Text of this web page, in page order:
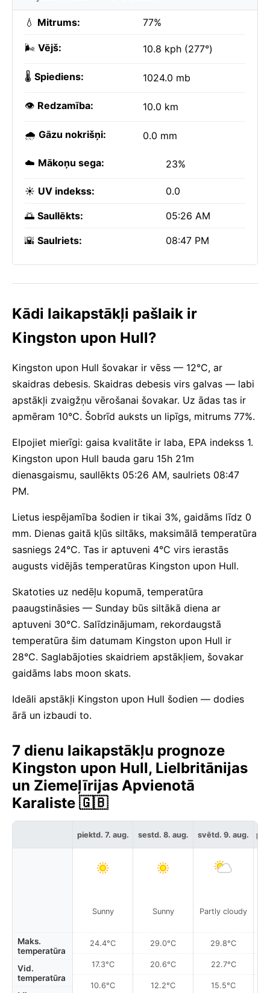
💧 Mitrums: 77%
🌬️ Vējš: 10.8 kph (277°)
🌡️ Spiediens: 1024.0 mb
👁️ Redzamība: 10.0 km
🌧️ Gāzu nokrišņi: 0.0 mm
☁️ Mākoņu sega: 23%
☀️ UV indekss: 0.0
🌅 Saullēkts: 05:26 AM
🌇 Saulriets: 08:47 PM
Kādi laikapstākļi pašlaik ir
Kingston upon Hull?
Kingston upon Hull šovakar ir vēss — 12°C, ar
skaidras debesis. Skaidras debesis virs galvas — labi
apstākļi zvaigžņu vērošanai šovakar. Uz ādas tas ir
apmēram 10°C. Šobrīd auksts un lipīgs, mitrums 77%.
Elpojiet mierīgi: gaisa kvalitāte ir laba, EPA indekss 1.
Kingston upon Hull bauda garu 15h 21m
dienasgaismu, saullēkts 05:26 AM, saulriets 08:47
PM.
Lietus iespējamība šodien ir tikai 3%, gaidāms līdz 0
mm. Dienas gaitā kļūs siltāks, maksimālā temperatūra
sasniegs 24°C. Tas ir aptuveni 4°C virs ierastās
augusts vidējās temperatūras Kingston upon Hull.
Skatoties uz nedēļu kopumā, temperatūra
paaugstināsies — Sunday būs siltākā diena ar
aptuveni 30°C. Salīdzinājumam, rekordaugstā
temperatūra šim datumam Kingston upon Hull ir
28°C. Saglabājoties skaidriem apstākļiem, šovakar
gaidāms labs moon skats.
Ideāli apstākļi Kingston upon Hull šodien — dodies
ārā un izbaudi to.
7 dienu laikapstākļu prognoze
Kingston upon Hull, Lielbritānijas
un Ziemeļīrijas Apvienotā
Karaliste 🇬🇧
Maks.
temperatūra
Vid.
temperatūra
piektd. 7. aug.
Sunny
24.4°C
17.3°C
10.6°C
sestd. 8. aug.
Sunny
29.0°C
20.6°C
12.2°C
svētd. 9. aug.
Partly cloudy
29.8°C
22.7°C
15.5°C